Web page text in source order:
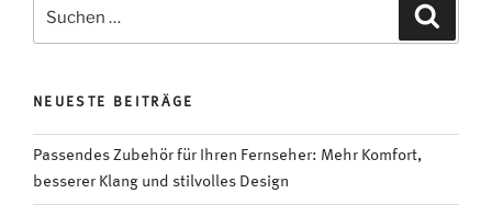
nach:
NEUESTE BEITRÄGE
Passendes Zubehör für Ihren Fernseher: Mehr Komfort,
besserer Klang und stilvolles Design